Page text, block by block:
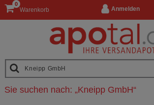
Anmelden
Warenkorb
0
Sie suchen nach: „Kneipp GmbH“